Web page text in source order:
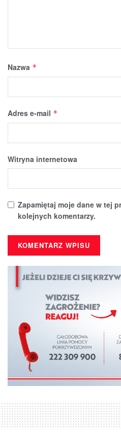
Nazwa *
Adres e-mail *
Witryna internetowa
Zapamiętaj moje dane w tej
kolejnych komentarzy.